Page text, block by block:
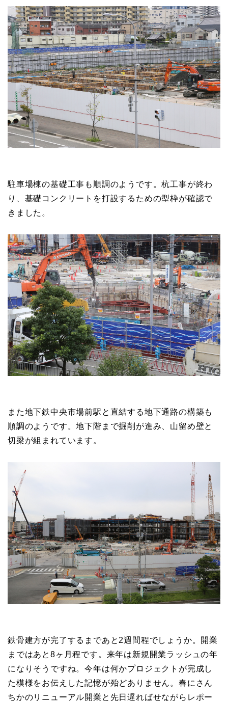
駐車場棟の基礎工事も順調のようです。杭工事が終わ
り、基礎コンクリートを打設するための型枠が確認で
きました。
また地下鉄中央市場前駅と直結する地下通路の構築も
順調のようです。地下階まで掘削が進み、山留め壁と
切梁が組まれています。
鉄骨建方が完了するまであと2週間程でしょうか。開業
まではあと8ヶ月程です。来年は新規開業ラッシュの年
になりそうですね。今年は何かプロジェクトが完成し
た模様をお伝えした記憶が殆どありません。春にさん
ちかのリニューアル開業と先日遅ればせながらレポー